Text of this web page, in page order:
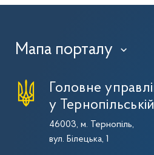
Мапа порталу ›
Головне
у
46003, м. Тернопіль,
вул. Білецька, 1